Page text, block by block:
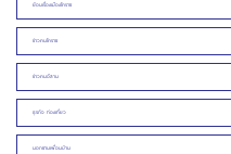
ย้อนเรื่องเมืองโคราช
ข่าวคนโคราช
ข่าวคนอีสาน
ธุรกิจ ท่องเที่ยว
นอกชานเพื่อนบ้าน